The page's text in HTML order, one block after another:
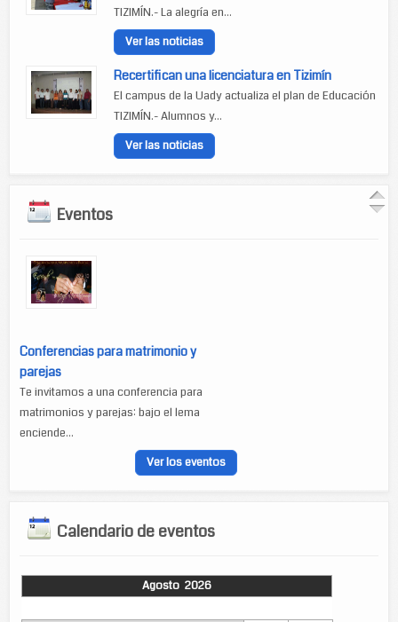
TIZIMÍN.- La alegría en...
Ver las noticias
Recertifican una licenciatura en Tizimín
El campus de la Uady actualiza el plan de Educación
TIZIMÍN.- Alumnos y...
Ver las noticias
Eventos
Conferencias para matrimonio y
parejas
Te invitamos a una conferencia para
matrimonios y parejas: bajo el lema
enciende...
Ver los eventos
Calendario de eventos
Agosto 2026